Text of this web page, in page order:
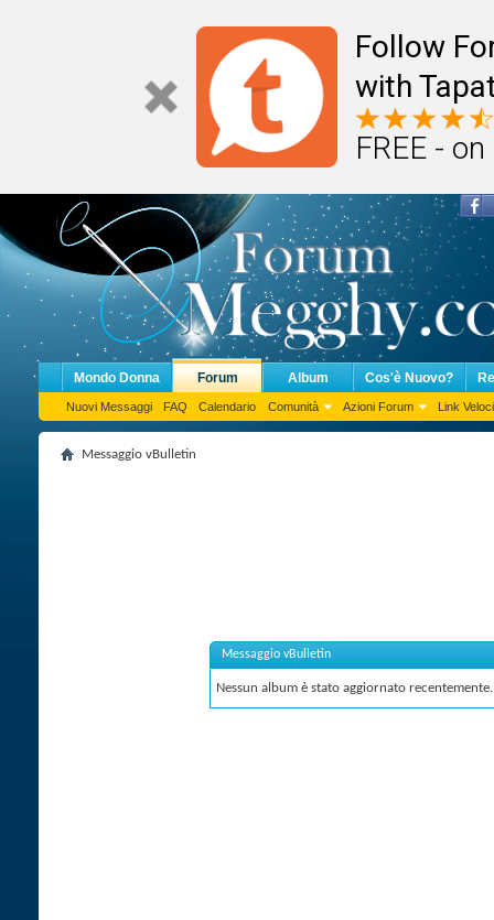
Follow
with
FREE -
Mondo Donna Forum
Nuovi Messaggi FAQ Calendario Comunità Azioni Forum Link Veloci
Album Cos'è Nuovo?
Messaggio vBulletin
Messaggio vBulletin
Nessun album è stato aggiornato recentemente.